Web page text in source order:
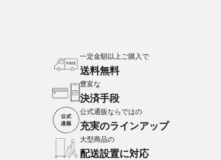
一定金額以上ご購入で
送料無料
豊富な
決済手段
公式通販ならではの
充実のラインアップ
大型商品の
配送設置に対応